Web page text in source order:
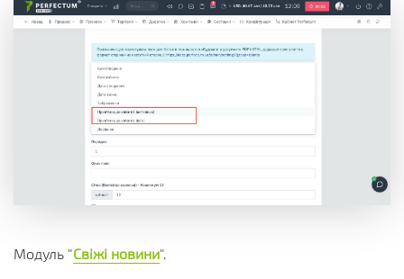
Модуль "Свіжі новини".